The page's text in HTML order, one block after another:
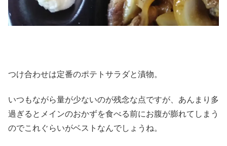
つけ合わせは定番のポテトサラダと漬物。
いつもながら量が少ないのが残念な点ですが、あんまり多
過ぎるとメインのおかずを食べる前にお腹が膨れてしまう
のでこれぐらいがベストなんでしょうね。